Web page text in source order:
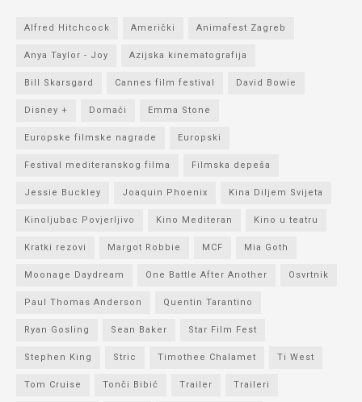
Alfred Hitchcock Američki Animafest Zagreb
Anya Taylor - Joy Azijska kinematografija
Bill Skarsgard Cannes film festival David Bowie
Disney + Domaći Emma Stone
Europske filmske nagrade Europski
Festival mediteranskog filma Filmska depeša
Jessie Buckley Joaquin Phoenix Kina Diljem Svijeta
Kinoljubac Povjerljivo Kino Mediteran Kino u teatru
Kratki rezovi Margot Robbie MCF Mia Goth
Moonage Daydream One Battle After Another Osvrtnik
Paul Thomas Anderson Quentin Tarantino
Ryan Gosling Sean Baker Star Film Fest
Stephen King Stric Timothee Chalamet Ti West
Tom Cruise Tonči Bibić Trailer Traileri